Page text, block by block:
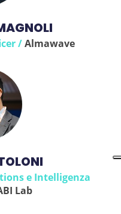
/Almawave
e Intelligenza
Lab